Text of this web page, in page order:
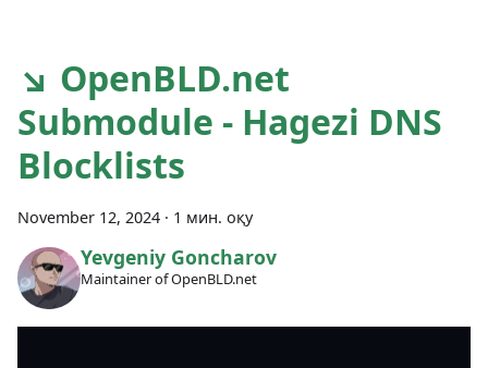
↘ OpenBLD.net
Submodule - Hagezi DNS
Blocklists
November 12, 2024 · 1 мин. оқу
Yevgeniy Goncharov
Maintainer of OpenBLD.net